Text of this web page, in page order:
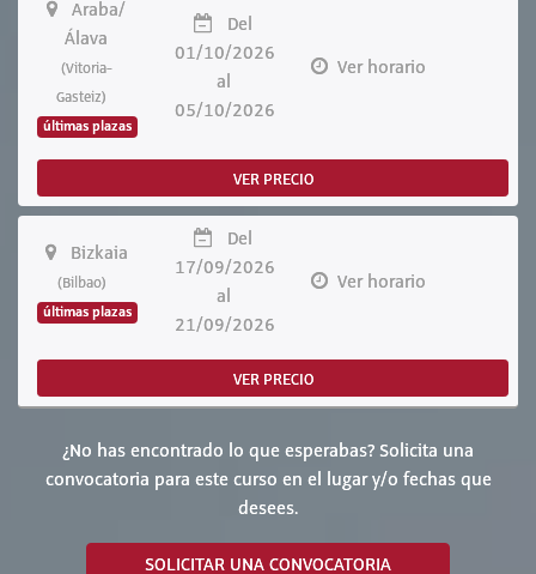
Araba/
Álava
(Vitoria-
Gasteiz)
últimas plazas
Del
01/10/2026
al
05/10/2026
Ver horario
VER PRECIO
Bizkaia
(Bilbao)
últimas plazas
Del
17/09/2026
al
21/09/2026
Ver horario
VER PRECIO
¿No has encontrado lo que esperabas? Solicita una
convocatoria para este curso en el lugar y/o fechas que
desees.
SOLICITAR UNA CONVOCATORIA